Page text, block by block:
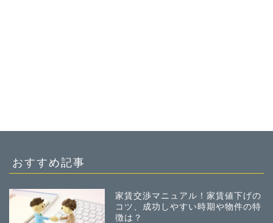
おすすめ記事
家賃交渉マニュアル！家賃値下げの
コツ、成功しやすい時期や物件の特
徴は？